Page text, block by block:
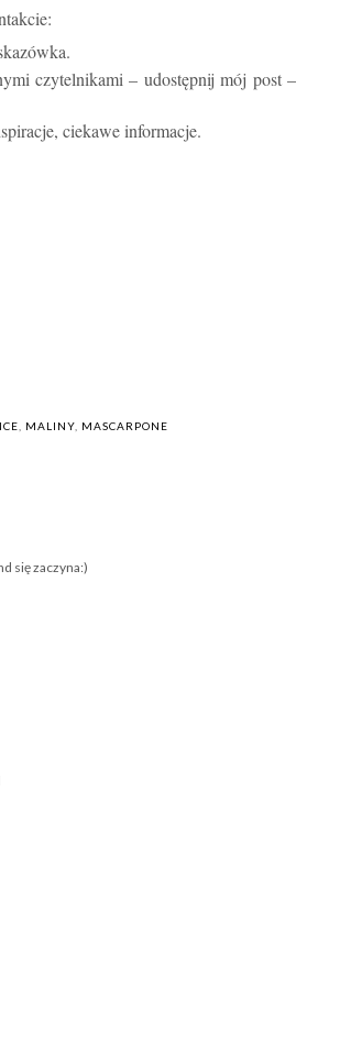
czytelnikami – udostępnij mój post –
ciekawe informacje.
MALINY MASCARPONE
się zaczyna:)